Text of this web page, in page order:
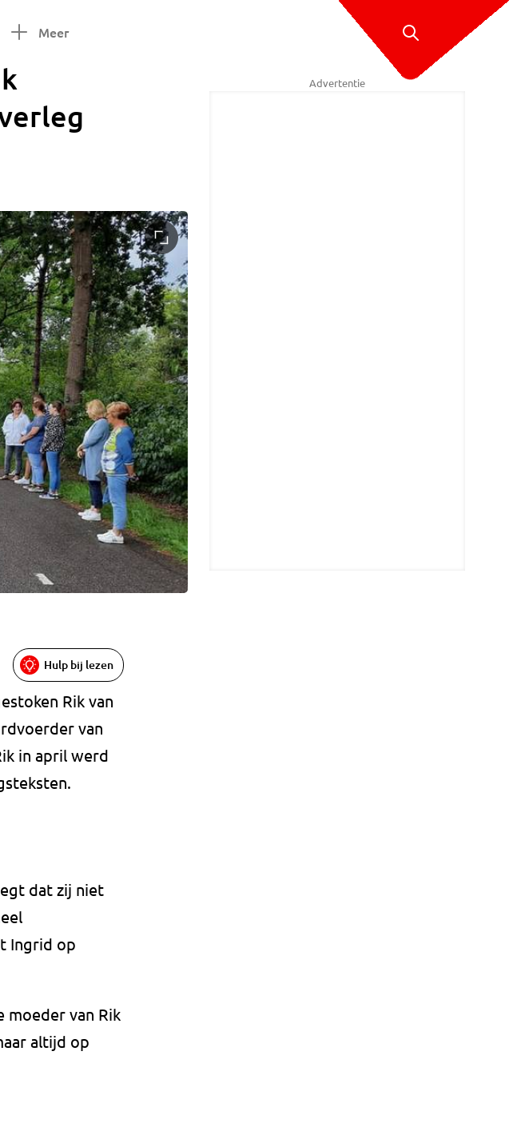
Meer
Hulp bij lezen
Rik van
van
in april werd
dat zij niet
Ingrid op
moeder van Rik
altijd op
Advertentie